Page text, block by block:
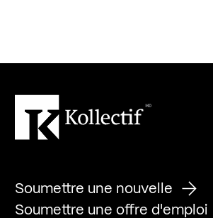
Soumettre une nouvelle
Soumettre une offre d'emploi